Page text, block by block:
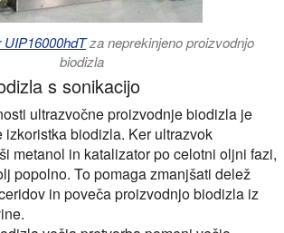
za neprekinjeno proizvodnjo
biodizla
s sonikacijo
ultrazvočne proizvodnje biodizla je
biodizla. Ker ultrazvok
metanol in katalizator po celotni oljni fazi,
popolno. To pomaga zmanjšati delež
in poveča proizvodnjo biodizla iz